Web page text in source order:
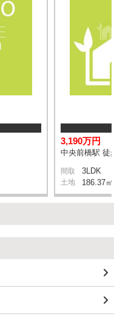
3,190万円
中央前橋駅 徒
間取 3LDK
土地 186.37㎡